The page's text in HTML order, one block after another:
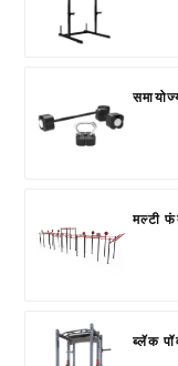
मल्टी
ब्लॅक